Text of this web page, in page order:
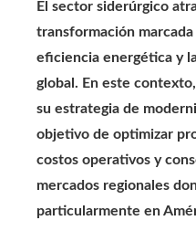
El sector siderúrgico
transformación
eficiencia energética y
global. En este
su estrategia de
objetivo de optimizar
costos operativos y
mercados regionales
particularmente en